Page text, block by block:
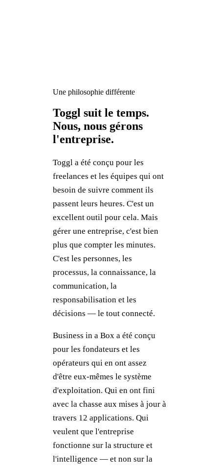
Une philosophie différente
Toggl suit le temps.
Nous, nous gérons
l'entreprise.
Toggl a été conçu pour les
freelances et les équipes qui ont
besoin de suivre comment ils
passent leurs heures. C'est un
excellent outil pour cela. Mais
gérer une entreprise, c'est bien
plus que compter les minutes.
C'est les personnes, les
processus, la connaissance, la
communication, la
responsabilisation et les
décisions — le tout connecté.
Business in a Box a été conçu
pour les fondateurs et les
opérateurs qui en ont assez
d'être eux-mêmes le système
d'exploitation. Qui en ont fini
avec la chasse aux mises à jour à
travers 12 applications. Qui
veulent que l'entreprise
fonctionne sur la structure et
l'intelligence — et non sur la